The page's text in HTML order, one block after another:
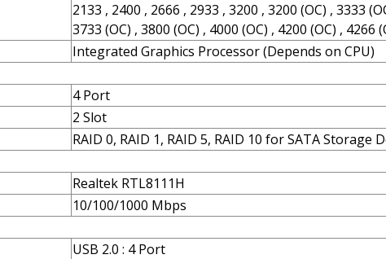
2133 , 2400 , 2666 , 2933 , 3200 , 3200 (OC) , 3333
3733 (OC) , 3800 (OC) , 4000 (OC) , 4200 (OC) , 4266
Integrated Graphics Processor (Depends on CPU)
4 Port
2 Slot
RAID 0, RAID 1, RAID 5, RAID 10 for SATA Storage
Realtek RTL8111H
10/100/1000 Mbps
USB 2.0 : 4 Port